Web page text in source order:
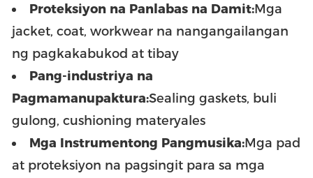
Proteksiyon na Panlabas na Damit:Mga
jacket, coat, workwear na nangangailangan
ng pagkakabukod at tibay
Pang-industriya na
Pagmamanupaktura:Sealing gaskets, buli
gulong, cushioning materyales
Mga Instrumentong Pangmusika:Mga pad
at proteksiyon na pagsingit para sa mga